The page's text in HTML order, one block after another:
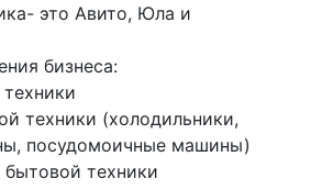
это Авито, Юла и
бизнеса:
техники (холодильники,
посудомоичные машины)
техники